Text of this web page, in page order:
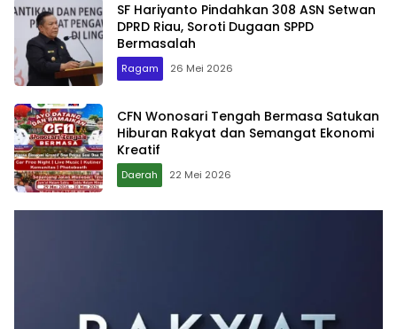
SF Hariyanto Pindahkan 308 ASN Setwan
DPRD Riau, Soroti Dugaan SPPD
Bermasalah
Ragam 26 Mei 2026
CFN Wonosari Tengah Bermasa Satukan
Hiburan Rakyat dan Semangat Ekonomi
Kreatif
Daerah 22 Mei 2026